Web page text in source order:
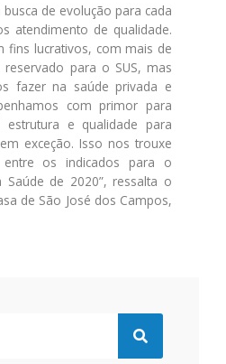
de evolução para cada
atendimento de qualidade.
fins lucrativos, com mais de
para o SUS, mas
fazer na saúde privada e
com primor para
e qualidade para
exceção. Isso nos trouxe
os indicados para o
Saúde de 2020”, ressalta o
de São José dos Campos,